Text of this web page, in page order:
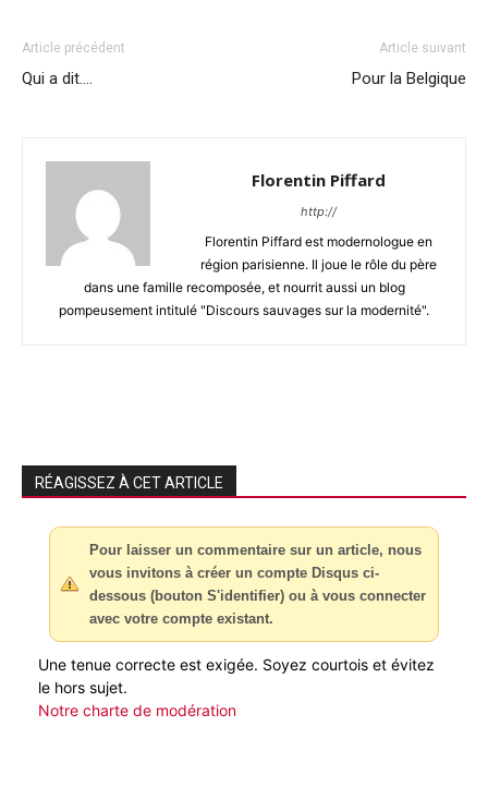
Article précédent
Qui a dit….
Article suivant
Pour la Belgique
Florentin Piffard
http://
Florentin Piffard est modernologue en
région parisienne. Il joue le rôle du père
dans une famille recomposée, et nourrit aussi un blog
pompeusement intitulé "Discours sauvages sur la modernité".
RÉAGISSEZ À CET ARTICLE
Pour laisser un commentaire sur un article, nous
vous invitons à créer un compte Disqus ci-
dessous (bouton S'identifier) ou à vous connecter
avec votre compte existant.
Une tenue correcte est exigée. Soyez courtois et évitez
le hors sujet.
Notre charte de modération